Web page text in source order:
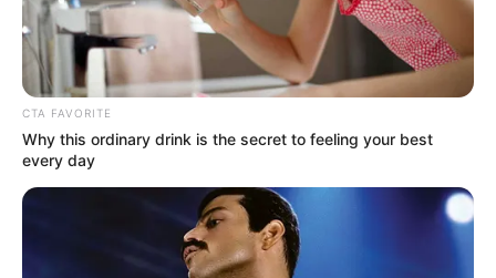
CTA FAVORITE
Why this ordinary drink is the secret to feeling your best
every day